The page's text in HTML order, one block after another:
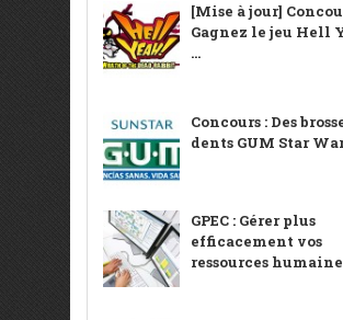
[Mise à jour]
Gagnez le jeu Hell
...
Concours : Des
dents GUM Star
GPEC : Gérer plus
efficacement vos
ressources